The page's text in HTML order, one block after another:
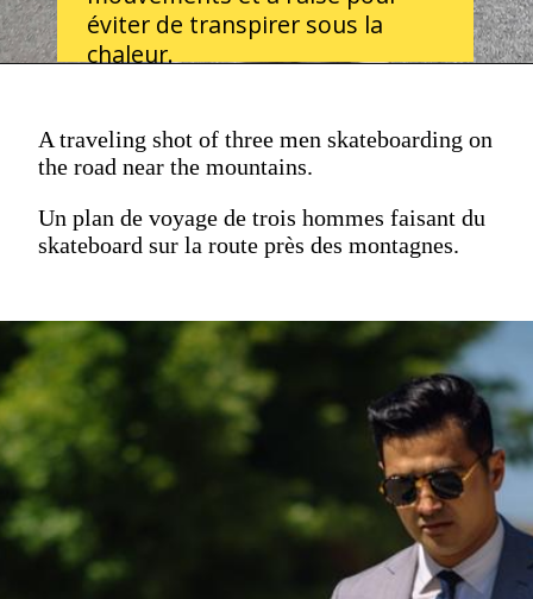
éviter de transpirer sous la
chaleur.
A traveling shot of three men skateboarding on
the road near the mountains.
Un plan de voyage de trois hommes faisant du
skateboard sur la route près des montagnes.